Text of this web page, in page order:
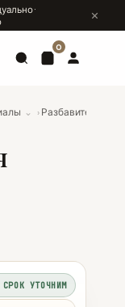
·
0
⌄ › Разбавители
УТОЧНИМ